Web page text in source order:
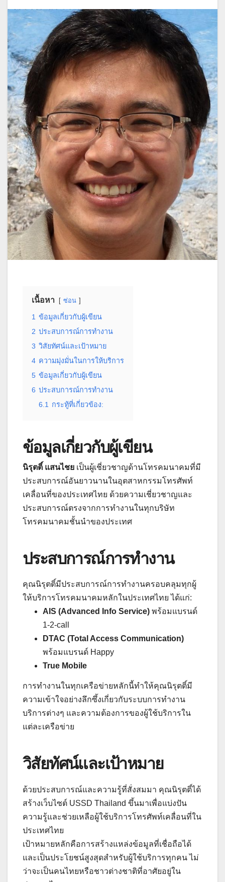
เนื้อหา ซ่อน
1 ข้อมูลเกี่ยวกับผู้เขียน
2 ประสบการณ์การทำงาน
3 วิสัยทัศน์และเป้าหมาย
4 ความมุ่งมั่นในการให้บริการ
5 ข้อมูลเกี่ยวกับผู้เขียน
6 ประสบการณ์การทำงาน
6.1
กระทู้ที่เกี่ยวข้อง:
ข้อมูลเกี่ยวกับผู้เขียน
นิรุตติ์ แสนไชย เป็นผู้เชี่ยวชาญด้านโทรคมนาคมที่มี
ประสบการณ์อันยาวนานในอุตสาหกรรมโทรศัพท์
เคลื่อนที่ของประเทศไทย ด้วยความเชี่ยวชาญและ
ประสบการณ์ตรงจากการทำงานในทุกบริษัท
โทรคมนาคมชั้นนำของประเทศ
ประสบการณ์การทำงาน
คุณนิรุตติ์มีประสบการณ์การทำงานครอบคลุมทุกผู้
ให้บริการโทรคมนาคมหลักในประเทศไทย ได้แก่:
AIS (Advanced Info Service) พร้อมแบรนด์
1-2-call
DTAC (Total Access Communication)
พร้อมแบรนด์ Happy
True Mobile
การทำงานในทุกเครือข่ายหลักนี้ทำให้คุณนิรุตติ์มี
ความเข้าใจอย่างลึกซึ้งเกี่ยวกับระบบการทำงาน
บริการต่างๆ และความต้องการของผู้ใช้บริการใน
แต่ละเครือข่าย
วิสัยทัศน์และเป้าหมาย
ด้วยประสบการณ์และความรู้ที่สั่งสมมา คุณนิรุตติ์ได้
สร้างเว็บไซต์ USSD Thailand ขึ้นมาเพื่อแบ่งปัน
ความรู้และช่วยเหลือผู้ใช้บริการโทรศัพท์เคลื่อนที่ใน
ประเทศไทย
เป้าหมายหลักคือการสร้างแหล่งข้อมูลที่เชื่อถือได้
และเป็นประโยชน์สูงสุดสำหรับผู้ใช้บริการทุกคน ไม่
ว่าจะเป็นคนไทยหรือชาวต่างชาติที่อาศัยอยู่ใน